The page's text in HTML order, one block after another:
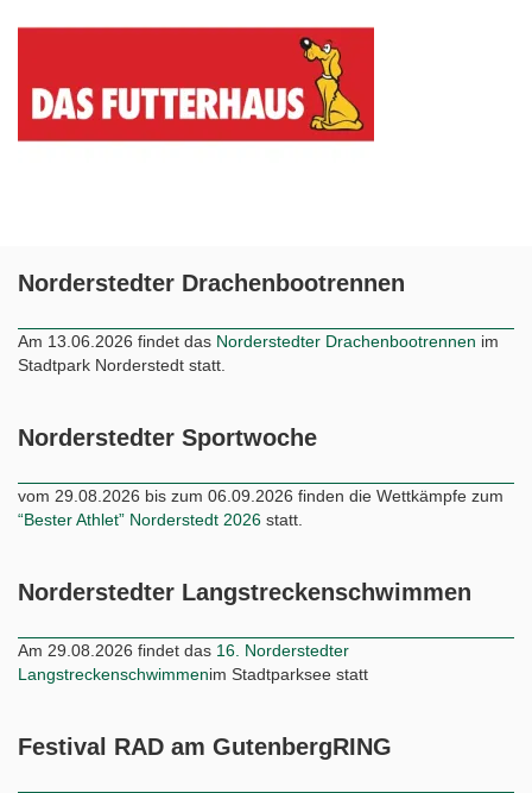
Norderstedter Drachenbootrennen
Am 13.06.2026 findet das Norderstedter Drachenbootrennen im
Stadtpark Norderstedt statt.
Norderstedter Sportwoche
vom 29.08.2026 bis zum 06.09.2026 finden die Wettkämpfe zum
“Bester Athlet” Norderstedt 2026 statt.
Norderstedter Langstreckenschwimmen
Am 29.08.2026 findet das 16. Norderstedter
Langstreckenschwimmenim Stadtparksee statt
Festival RAD am GutenbergRING